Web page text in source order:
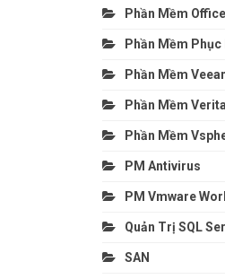
Phần Mềm Office
Phần Mềm Phục
Phần Mềm
Phần Mềm
Phần Mềm
PM Antivirus
PM Vmware
Quản Trị SQL
SAN